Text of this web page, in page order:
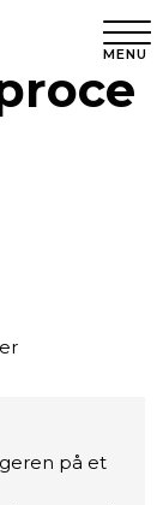
MENU
på et